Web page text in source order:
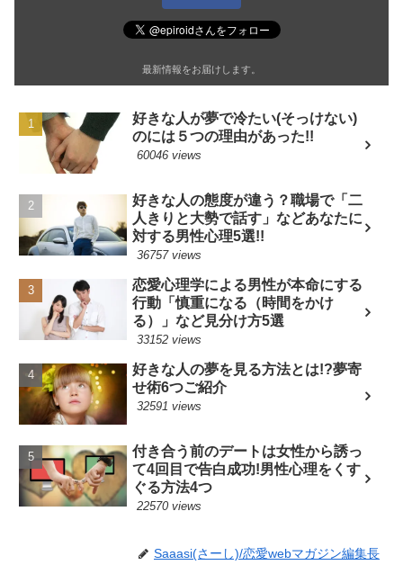
最新情報をお届けします。
好きな人が夢で冷たい(そっけない)
のには５つの理由があった!!
60046 views
好きな人の態度が違う？職場で「二
人きりと大勢で話す」などあなたに
対する男性心理5選!!
36757 views
恋愛心理学による男性が本命にする
行動「慎重になる（時間をかけ
る）」など見分け方5選
33152 views
好きな人の夢を見る方法とは!?夢寄
せ術6つご紹介
32591 views
付き合う前のデートは女性から誘っ
て4回目で告白成功!男性心理をくす
ぐる方法4つ
22570 views
Saaasi(さーし)/恋愛webマガジン編集長